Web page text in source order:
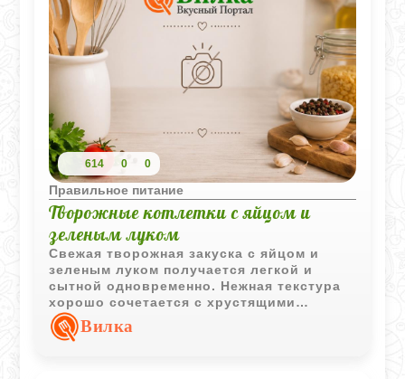
614 0 0
Правильное питание
Творожные котлетки с яйцом и
зеленым луком
Свежая творожная закуска с яйцом и
зеленым луком получается легкой и
сытной одновременно. Нежная текстура
хорошо сочетается с хрустящими
листьями салата и сочным помидором.
Вилка